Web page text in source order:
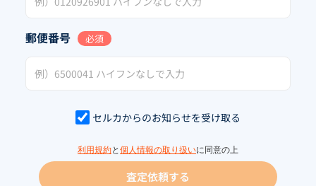
郵便番号 必須
セルカからのお知らせを受け取る
利用規約と 個人情報の取り扱いに同意の上
査定依頼する